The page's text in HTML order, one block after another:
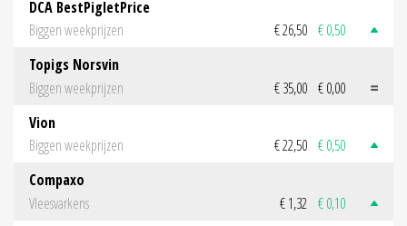
DCA BestPigletPrice
Biggen weekprijzen
€ 26,50 € 0,50
Topigs Norsvin
Biggen weekprijzen
€ 35,00 € 0,00
Vion
Biggen weekprijzen
€ 22,50 € 0,50
Compaxo
Vleesvarkens
€ 1,32 € 0,10